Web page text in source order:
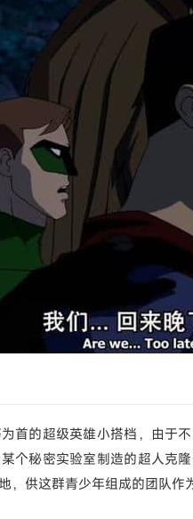
首的超级英雄小搭档，由于
个秘密实验室制造的超人克
，供这群青少年组成的团队作